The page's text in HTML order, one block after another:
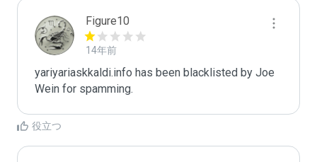
Figure10
14年前
yariyariaskkaldi.info has been blacklisted by Joe
Wein for spamming.
役立つ